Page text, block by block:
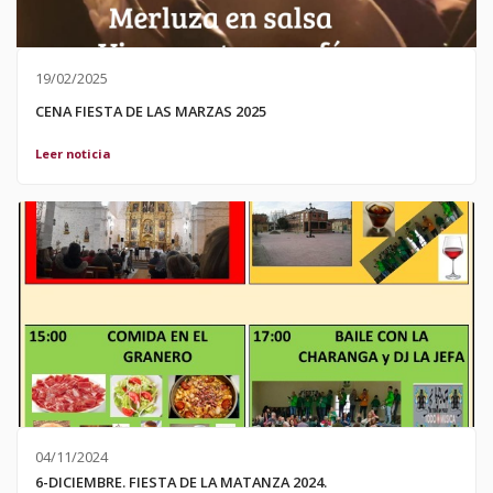
19/02/2025
CENA FIESTA DE LAS MARZAS 2025
Leer noticia
04/11/2024
6-DICIEMBRE. FIESTA DE LA MATANZA 2024.